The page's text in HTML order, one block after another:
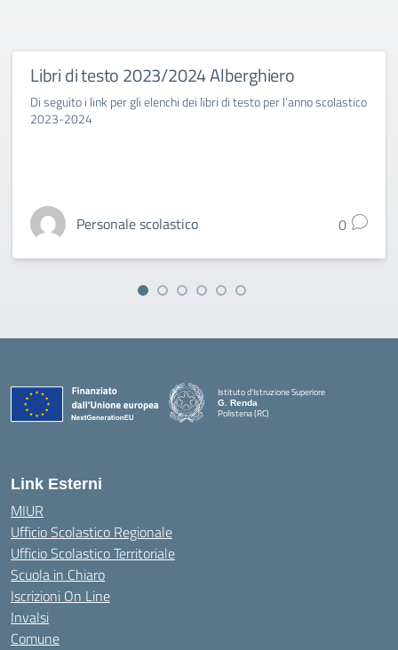
Libri di testo 2023/2024 Alberghiero
Di seguito i link per gli elenchi dei libri di testo per l’anno scolastico
2023-2024
Personale scolastico 0
Istituto d'Istruzione Superiore
G. Renda
Polistena (RC)
Link Esterni
MIUR
Ufficio Scolastico Regionale
Ufficio Scolastico Territoriale
Scuola in Chiaro
Iscrizioni On Line
Invalsi
Comune